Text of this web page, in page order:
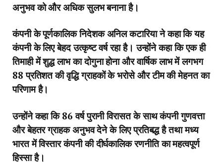
अनुभव को और अधिक सुलभ बनाना है।
कंपनी के पूर्णकालिक निदेशक अनिल कटारिया ने कहा कि यह
कंपनी के लिए बेहद उत्कृष्ट वर्ष रहा है। उन्होंने कहा कि एक ही
तिमाही में शुद्ध लाभ का दोगुना होना और वार्षिक लाभ में लगभग
88 प्रतिशत की वृद्धि ग्राहकों के भरोसे और टीम की मेहनत का
परिणाम है।
उन्होंने कहा कि 86 वर्ष पुरानी विरासत के साथ कंपनी गुणवत्ता
और बेहतर ग्राहक अनुभव देने के लिए प्रतिबद्ध है तथा मध्य
भारत में विस्तार कंपनी की दीर्घकालिक रणनीति का महत्वपूर्ण
हिस्सा है।